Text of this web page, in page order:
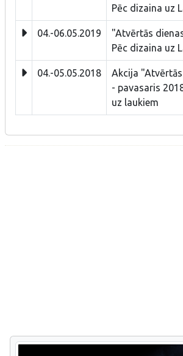
Pēc dizaina uz
04.-06.05.2019
"Atvērtās
Pēc dizaina uz
04.-05.05.2018
Akcija
- pavasaris
uz laukiem